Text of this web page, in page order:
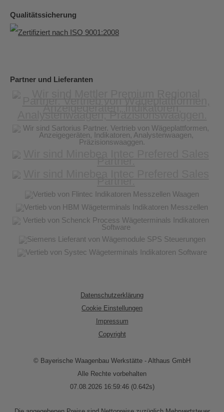
Qualitätssicherung
Partner und Lieferanten
Datenschutzerklärung
Cookie Einstellungen
Impressum
Copyright
© Bayerische Waagenbau Werkstätte - Althaus GmbH
Alle Rechte vorbehalten
07.08.2026 16:59:46 (0.642s)